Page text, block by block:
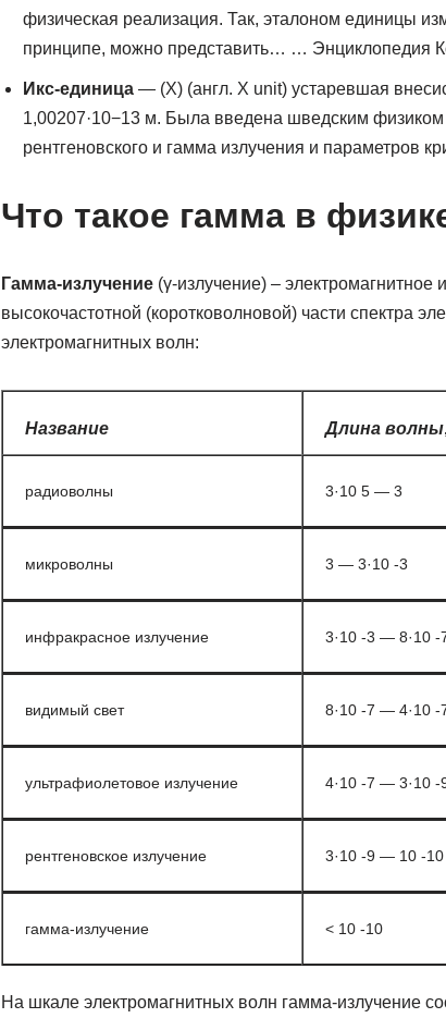
физическая реализация. Так, эталоном единицы
принципе, можно представить… … Энциклопедия
Икс-единица— (X) (англ. X unit) устаревшая
1,00207·10−13 м. Была введена шведским
рентгеновского и гамма излучения и параметров
Что такое гамма в
Гамма-излучение(γ-излучение) –
высокочастотной (коротковолновой) части спектра
электромагнитных волн:
Название Длина волны
радиоволны 3·10 5 — 3
микроволны 3 — 3·10 -3
инфракрасное излучение 3·10 -3 — 8·10 -
видимый свет 8·10 -7 — 4·10 -
ультрафиолетовое излучение 4·10 -7 — 3·10 -
рентгеновское излучение 3·10 -9 — 10 -10
гамма-излучение < 10 -10
На шкале электромагнитных волн гамма-излучение